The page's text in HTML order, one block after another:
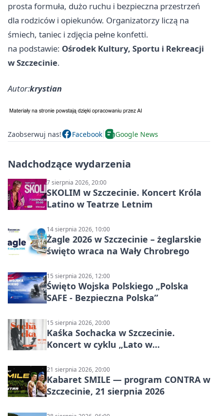
prosta formuła, dużo ruchu i bezpieczna przestrzeń
dla rodziców i opiekunów. Organizatorzy liczą na
śmiech, taniec i zdjęcia pełne konfetti.
na podstawie: Ośrodek Kultury, Sportu i Rekreacji
w Szczecinie.
Autor:krystian
Zaobserwuj nas! Facebook Google News
Nadchodzące wydarzenia
7 sierpnia 2026, 20:00
SKOLIM w Szczecinie. Koncert Króla
Latino w Teatrze Letnim
14 sierpnia 2026, 10:00
Żagle 2026 w Szczecinie – żeglarskie
święto wraca na Wały Chrobrego
15 sierpnia 2026, 12:00
Święto Wojska Polskiego „Polska
SAFE - Bezpieczna Polska”
15 sierpnia 2026, 20:00
Kaśka Sochacka w Szczecinie.
Koncert w cyklu „Lato w
21 sierpnia 2026, 20:00
Kabaret SMILE — program CONTRA w
Szczecinie, 21 sierpnia 2026